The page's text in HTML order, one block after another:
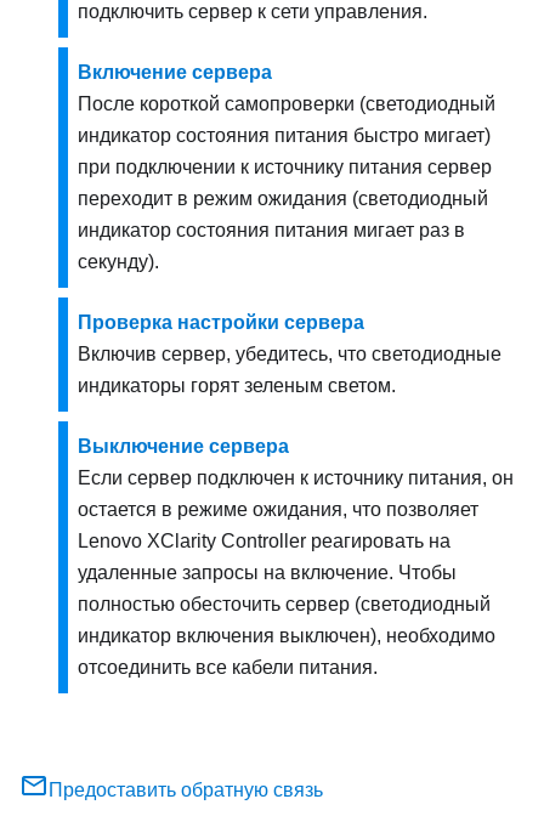
подключить сервер к сети управления.
Включение сервера
После короткой самопроверки (светодиодный
индикатор состояния питания быстро мигает)
при подключении к источнику питания сервер
переходит в режим ожидания (светодиодный
индикатор состояния питания мигает раз в
секунду).
Проверка настройки сервера
Включив сервер, убедитесь, что светодиодные
индикаторы горят зеленым светом.
Выключение сервера
Если сервер подключен к источнику питания, он
остается в режиме ожидания, что позволяет
Lenovo XClarity Controller реагировать на
удаленные запросы на включение. Чтобы
полностью обесточить сервер (светодиодный
индикатор включения выключен), необходимо
отсоединить все кабели питания.
Предоставить обратную связь